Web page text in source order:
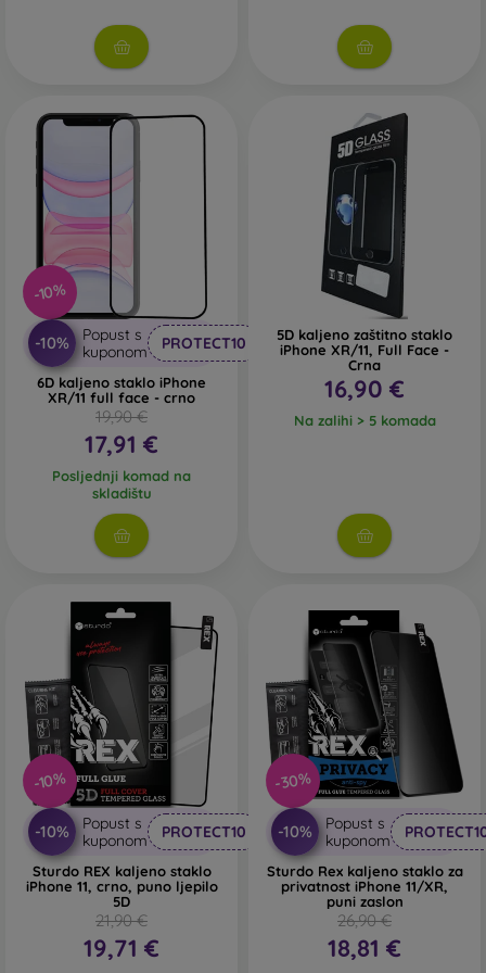
-10%
-10%
Popust s
kuponom
PROTECT10
6D kaljeno staklo iPhone
XR/11 full face - crno
19,90 €
17,91 €
Posljednji komad na
skladištu
5D kaljeno zaštitno staklo
iPhone XR/11, Full Face -
Crna
16,90 €
Na zalihi > 5 komada
-10%
-10%
Popust s
kuponom
PROTECT10
Sturdo REX kaljeno staklo
iPhone 11, crno, puno ljepilo
5D
21,90 €
19,71 €
-30%
-10%
Popust s
kuponom
Sturdo Rex kaljeno staklo za
privatnost iPhone 11/XR,
puni zaslon
26,90 €
18,81 €